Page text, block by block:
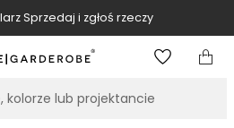
Sprzedaj i zgłoś rzeczy